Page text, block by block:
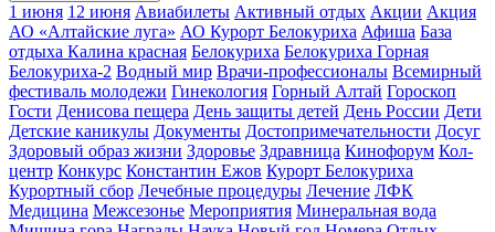
1 июня 12 июня Авиабилеты Активный отдых Акции Акция
АО «Алтайские луга» АО Курорт Белокуриха Афиша База
отдыха Калина красная Белокуриха Белокуриха Горная
Белокуриха-2 Водный мир Врачи-профессионалы Всемирный
фестиваль молодежи Гинекология Горный Алтай Гороскоп
Гости Денисова пещера День защиты детей День России Дети
Детские каникулы Документы Достопримечательности Досуг
Здоровый образ жизни Здоровье Здравница Кинофорум Кол-
центр Конкурс Константин Ежов Курорт Белокуриха
Курортный сбор Лечебные процедуры Лечение ЛФК
Медицина Межсезонье Мероприятия Минеральная вода